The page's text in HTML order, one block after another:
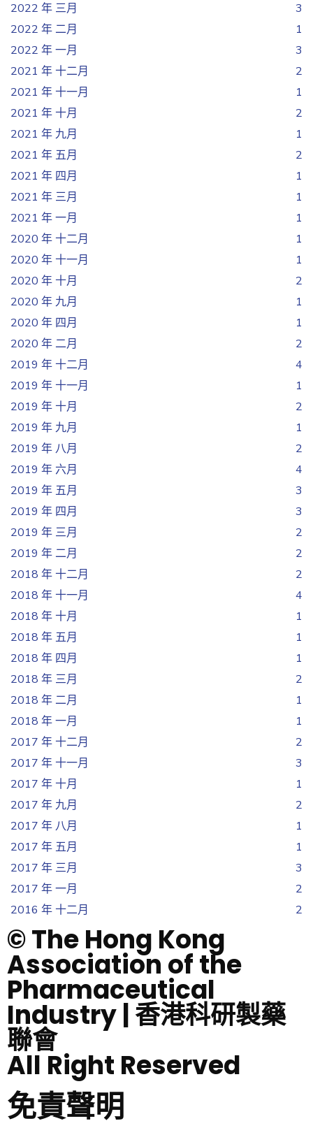
2022 年 三月
3
2022 年 二月
1
2022 年 一月
3
2021 年 十二月
2
2021 年 十一月
1
2021 年 十月
2
2021 年 九月
1
2021 年 五月
2
2021 年 四月
1
2021 年 三月
1
2021 年 一月
1
2020 年 十二月
1
2020 年 十一月
1
2020 年 十月
2
2020 年 九月
1
2020 年 四月
1
2020 年 二月
2
2019 年 十二月
4
2019 年 十一月
1
2019 年 十月
2
2019 年 九月
1
2019 年 八月
2
2019 年 六月
4
2019 年 五月
3
2019 年 四月
3
2019 年 三月
2
2019 年 二月
2
2018 年 十二月
2
2018 年 十一月
4
2018 年 十月
1
2018 年 五月
1
2018 年 四月
1
2018 年 三月
2
2018 年 二月
1
2018 年 一月
1
2017 年 十二月
2
2017 年 十一月
3
2017 年 十月
1
2017 年 九月
2
2017 年 八月
1
2017 年 五月
1
2017 年 三月
3
2017 年 一月
2
2016 年 十二月
2
© The Hong Kong
Association of the
Pharmaceutical
Industry | 香港科研製藥
聯會
All Right Reserved
免責聲明